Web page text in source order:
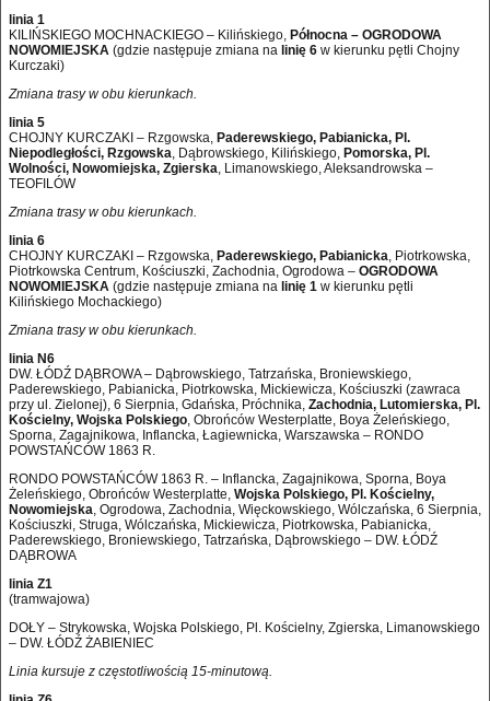
linia 1
KILIŃSKIEGO MOCHNACKIEGO – Kilińskiego, Północna – OGRODOWA
NOWOMIEJSKA (gdzie następuje zmiana na linię 6 w kierunku pętli Chojny
Kurczaki)
Zmiana trasy w obu kierunkach.
linia 5
CHOJNY KURCZAKI – Rzgowska, Paderewskiego, Pabianicka, Pl.
Niepodległości, Rzgowska , Dąbrowskiego, Kilińskiego, Pomorska, Pl.
Wolności, Nowomiejska, Zgierska , Limanowskiego, Aleksandrowska –
TEOFILÓW
Zmiana trasy w obu kierunkach.
linia 6
CHOJNY KURCZAKI – Rzgowska, Paderewskiego, Pabianicka , Piotrkowska,
Piotrkowska Centrum, Kościuszki, Zachodnia, Ogrodowa – OGRODOWA
NOWOMIEJSKA (gdzie następuje zmiana na linię 1 w kierunku pętli
Kilińskiego Mochackiego)
Zmiana trasy w obu kierunkach.
linia N6
DW. ŁÓDŹ DĄBROWA – Dąbrowskiego, Tatrzańska, Broniewskiego,
Paderewskiego, Pabianicka, Piotrkowska, Mickiewicza, Kościuszki (zawraca
przy ul. Zielonej), 6 Sierpnia, Gdańska, Próchnika, Zachodnia, Lutomierska, Pl.
Kościelny, Wojska Polskiego , Obrońców Westerplatte, Boya Żeleńskiego,
Sporna, Zagajnikowa, Inflancka, Łagiewnicka, Warszawska – RONDO
POWSTAŃCÓW 1863 R.
RONDO POWSTAŃCÓW 1863 R. – Inflancka, Zagajnikowa, Sporna, Boya
Żeleńskiego, Obrońców Westerplatte, Wojska Polskiego, Pl. Kościelny,
Nowomiejska , Ogrodowa, Zachodnia, Więckowskiego, Wólczańska, 6 Sierpnia,
Kościuszki, Struga, Wólczańska, Mickiewicza, Piotrkowska, Pabianicka,
Paderewskiego, Broniewskiego, Tatrzańska, Dąbrowskiego – DW. ŁÓDŹ
DĄBROWA
linia Z1
(tramwajowa)
DOŁY – Strykowska, Wojska Polskiego, Pl. Kościelny, Zgierska, Limanowskiego
– DW. ŁÓDŹ ŻABIENIEC
Linia kursuje z częstotliwością 15-minutową.